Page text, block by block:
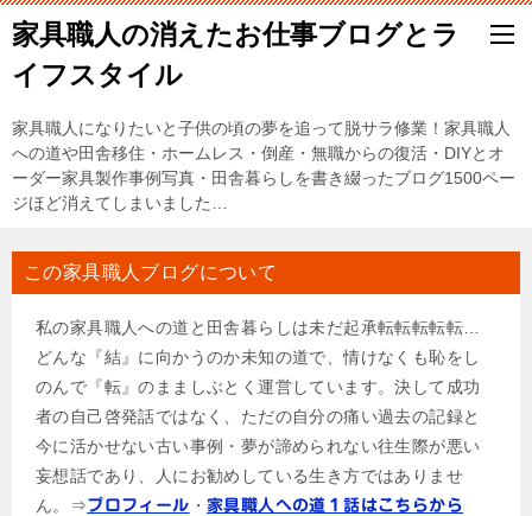
家具職人の消えたお仕事ブログとラ
イフスタイル
家具職人になりたいと子供の頃の夢を追って脱サラ修業！家具職人
への道や田舎移住・ホームレス・倒産・無職からの復活・DIYとオ
ーダー家具製作事例写真・田舎暮らしを書き綴ったブログ1500ペー
ジほど消えてしまいました…
この家具職人ブログについて
私の家具職人への道と田舎暮らしは未だ起承転転転転転…
どんな『結』に向かうのか未知の道で、情けなくも恥をし
のんで『転』のまましぶとく運営しています。決して成功
者の自己啓発話ではなく、ただの自分の痛い過去の記録と
今に活かせない古い事例・夢が諦められない往生際が悪い
妄想話であり、人にお勧めしている生き方ではありませ
ん。⇒プロフィール ・家具職人への道１話はこちらから